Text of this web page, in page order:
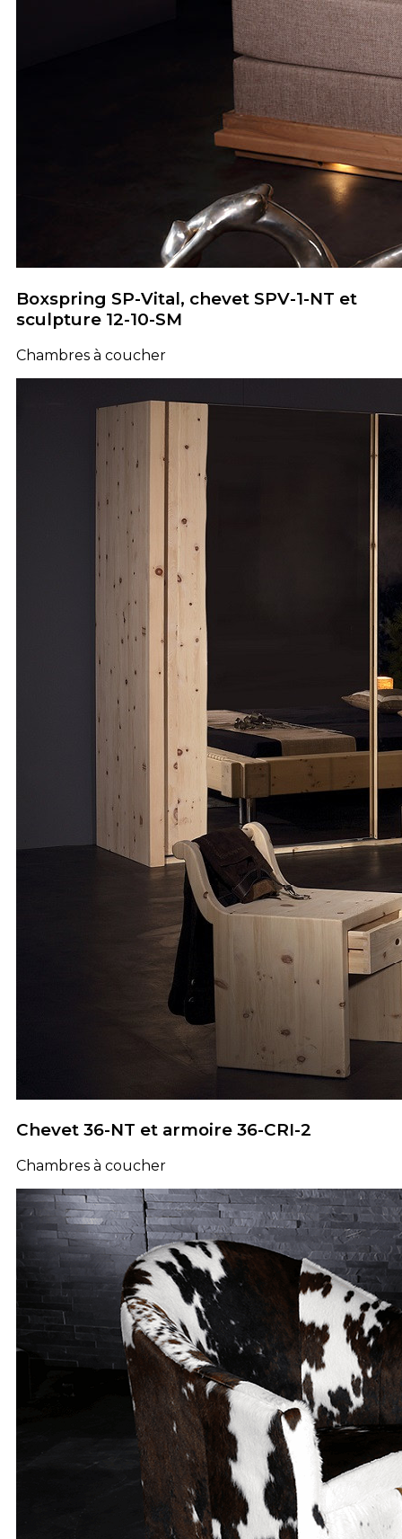
Boxspring SP-Vital, chevet SPV-1-NT et
sculpture 12-10-SM
Chambres à coucher
Chevet 36-NT et armoire 36-CRI-2
Chambres à coucher